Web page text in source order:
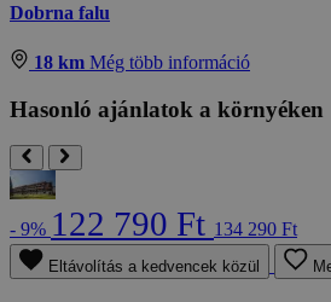
Dobrna falu
18 km Még több információ
Hasonló ajánlatok a környéken
- 9% 122 790 Ft 134 290 Ft
Eltávolítás a kedvencek közül